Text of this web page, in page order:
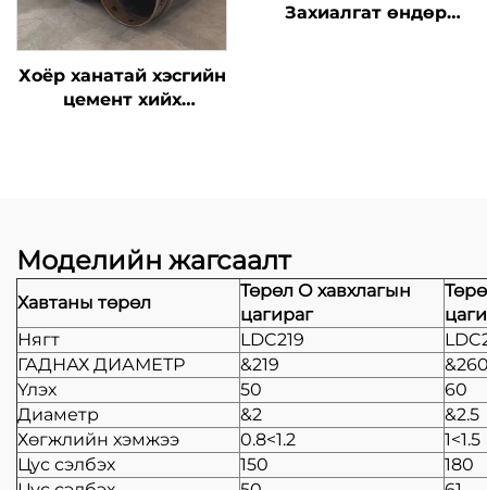
Хоёр ханатай хэсгийн
цемент хийх
Захиалгат өндөр
Моделийн жагсаалт
Хавтаны төрөл
Төрөл О хавхлагын
цагираг
Нягт
LDC219
ГАДНАХ ДИАМЕТР
&219
Үлэх
50
60
Диаметр
&2
&2.5
Хөгжлийн хэмжээ
0.8<1.2
1<1.5
Цус сэлбэх
150
180